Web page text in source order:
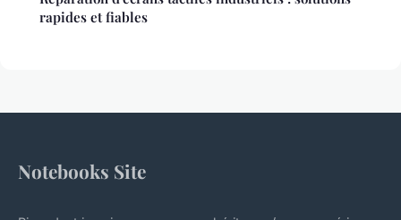
rapides et fiables
Notebooks Site